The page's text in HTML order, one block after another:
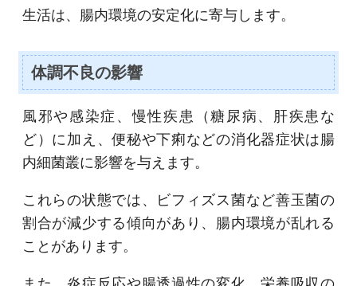
生活は、腸内環境の安定化に寄与します。
体調不良の影響
風邪や感染症、慢性疾患（糖尿病、肝疾患な
ど）に加え、便秘や下痢などの消化器症状は腸
内細菌叢に影響を与えます。
これらの状態では、ビフィズス菌など善玉菌の
割合が減少する傾向があり、腸内環境が乱れる
ことがあります。